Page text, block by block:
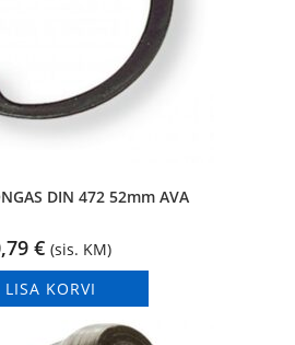
DIN 472 52mm AVA
€ (sis. KM)
LISA KORVI